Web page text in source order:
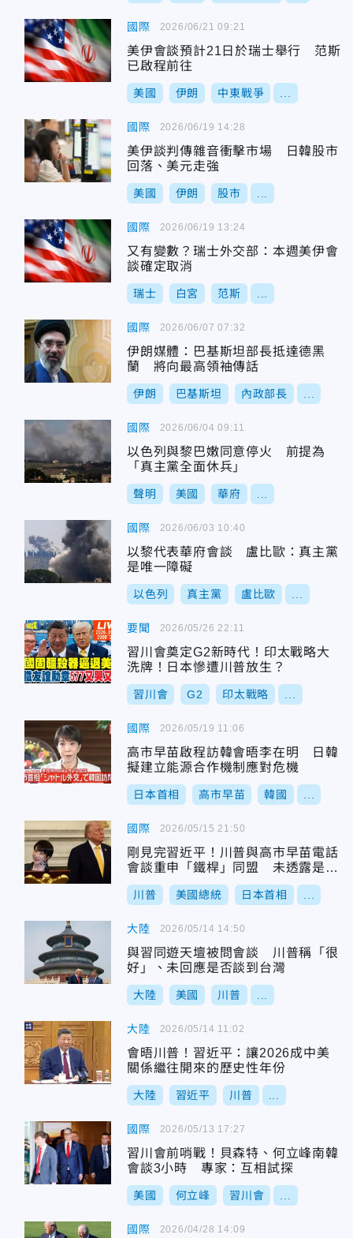
國際
美伊會談預計21日於瑞士舉行 范斯
已啟程前往
美國 伊朗 中東戰爭
2026/06/21 09:21
國際
美伊談判傳雜音衝擊市場 日韓股市
回落、美元走強
美國 伊朗 股市
2026/06/19 14:28
國際
又有變數？瑞士外交部：本週美伊會
談確定取消
瑞士 白宮 范斯
2026/06/19 13:24
國際
伊朗媒體：巴基斯坦部長抵達德黑
蘭 將向最高領袖傳話
伊朗 巴基斯坦 內政部長
2026/06/07 07:32
國際
以色列與黎巴嫩同意停火 前提為
「真主黨全面休兵」
聲明 美國 華府
2026/06/04 09:11
國際
以黎代表華府會談 盧比歐：真主黨
是唯一障礙
以色列 真主黨 盧比歐
2026/06/03 10:40
要聞
習川會奠定G2新時代！印太戰略大
洗牌！日本慘遭川普放生？
習川會 G2 印太戰略
2026/05/26 22:11
國際
高市早苗啟程訪韓會晤李在明 日韓
擬建立能源合作機制應對危機
日本首相 高市早苗 韓國
2026/05/19 11:06
國際
剛見完習近平！川普與高市早苗電話
會談重申「鐵桿」同盟 未透露是否
談台灣
川普 美國總統 日本首相
2026/05/15 21:50
大陸
與習同遊天壇被問會談 川普稱「很
好」、未回應是否談到台灣
大陸 美國 川普
2026/05/14 14:50
大陸
會晤川普！習近平：讓2026成中美
關係繼往開來的歷史性年份
大陸 習近平 川普
2026/05/14 11:02
國際
習川會前哨戰！貝森特、何立峰南韓
會談3小時 專家：互相試探
美國 何立峰 習川會
2026/05/13 17:27
國際 2026/04/28 14:09